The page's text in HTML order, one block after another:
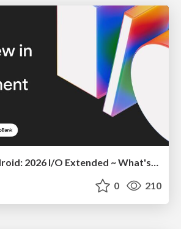
GDG Korea Android: 2026 I/O Extended ~ What's new in Android development tools
0 210